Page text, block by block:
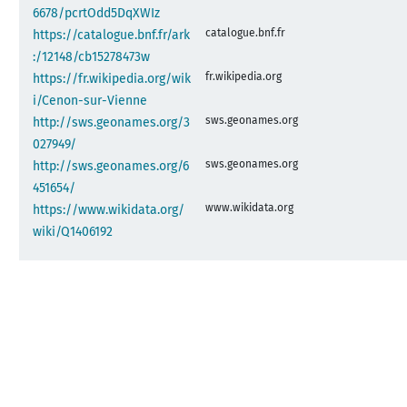
6678/pcrtOdd5DqXWIz
https://catalogue.bnf.fr/ark
:/12148/cb15278473w
catalogue.bnf.fr
https://fr.wikipedia.org/wik
i/Cenon-sur-Vienne
fr.wikipedia.org
http://sws.geonames.org/3
027949/
sws.geonames.org
http://sws.geonames.org/6
451654/
sws.geonames.org
https://www.wikidata.org/
wiki/Q1406192
www.wikidata.org